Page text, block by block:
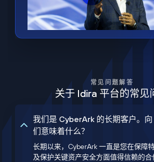
常见问题解答
关于 Idira 平台的常见
我们是 CyberArk 的长期客户。
们意味着什么？
长期以来，CyberArk 一直是您在保障
及保护关键资产安全方面值得信赖的合